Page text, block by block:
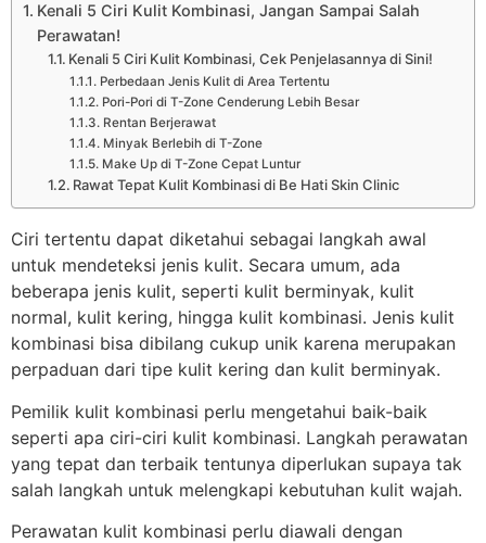
Kenali 5 Ciri Kulit Kombinasi, Jangan Sampai Salah
Perawatan!
Kenali 5 Ciri Kulit Kombinasi, Cek Penjelasannya di Sini!
Perbedaan Jenis Kulit di Area Tertentu
Pori-Pori di T-Zone Cenderung Lebih Besar
Rentan Berjerawat
Minyak Berlebih di T-Zone
Make Up di T-Zone Cepat Luntur
Rawat Tepat Kulit Kombinasi di Be Hati Skin Clinic
Ciri tertentu dapat diketahui sebagai langkah awal
untuk mendeteksi jenis kulit. Secara umum, ada
beberapa jenis kulit, seperti kulit berminyak, kulit
normal, kulit kering, hingga kulit kombinasi. Jenis kulit
kombinasi bisa dibilang cukup unik karena merupakan
perpaduan dari tipe kulit kering dan kulit berminyak.
Pemilik kulit kombinasi perlu mengetahui baik-baik
seperti apa ciri-ciri kulit kombinasi. Langkah perawatan
yang tepat dan terbaik tentunya diperlukan supaya tak
salah langkah untuk melengkapi kebutuhan kulit wajah.
Perawatan kulit kombinasi perlu diawali dengan